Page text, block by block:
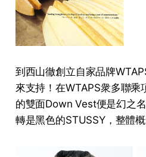
到西山徹創立自家品牌
來支持！在WTAPS衆多聯乘
的雙面Down Vest便是幻之
轉是黑色的STUSSY，整體概